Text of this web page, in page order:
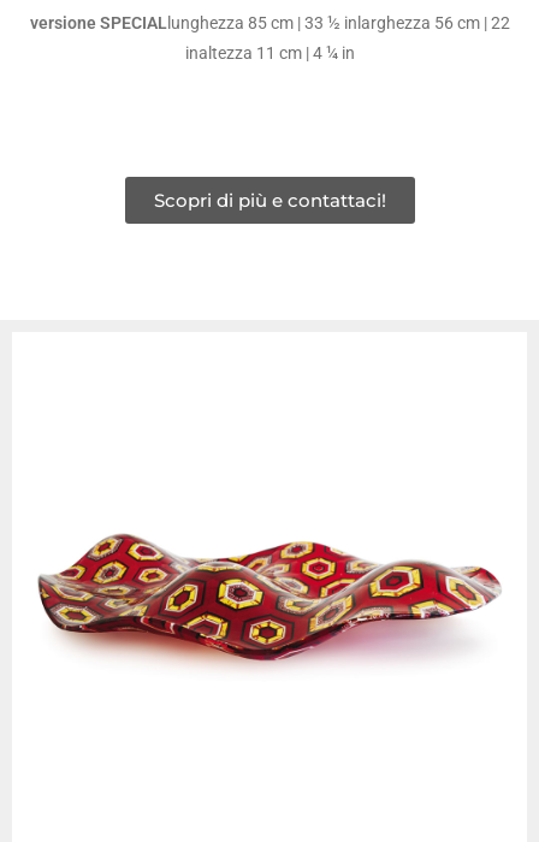
versione SPECIAL lunghezza 85 cm | 33 ½ inlarghezza 56 cm | 22
inaltezza 11 cm | 4 ¼ in
Scopri di più e contattaci!